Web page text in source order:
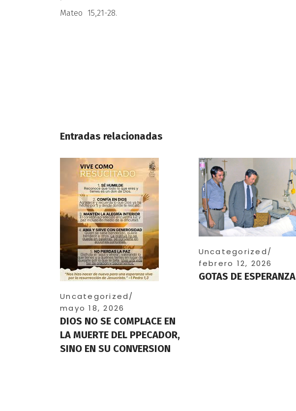
Mateo 15,21-28.
Entradas relacionadas
Uncategorized
mayo 18, 2026
DIOS NO SE COMPLACE EN
LA MUERTE DEL PPECADOR,
SINO EN SU CONVERSION
Uncategorized
febrero 12, 2026
GOTAS DE ESPERANZA